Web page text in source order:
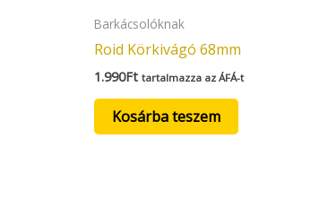
Barkácsolóknak
Roid Körkivágó 68mm
1.990Ft tartalmazza az ÁFÁ-t
Kosárba teszem